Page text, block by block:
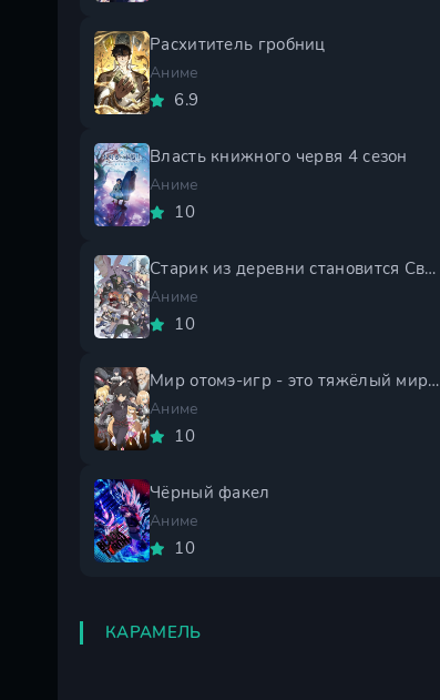
Расхититель гробниц
Аниме
6.9
Власть книжного червя 4 сезон
Аниме
10
Старик из деревни становится Святым мечом 2 сезон
Аниме
10
Мир отомэ-игр - это тяжёлый мир для мобов 2 сезон
Аниме
10
Чёрный факел
Аниме
10
КАРАМЕЛЬ